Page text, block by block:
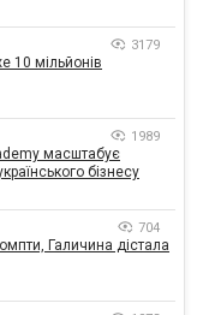
3179
10 мільйонів
1989
масштабує
бізнесу
704
Галичина дістала